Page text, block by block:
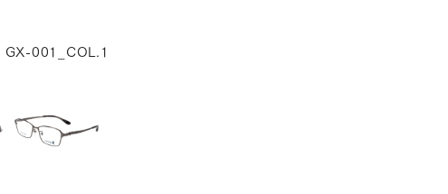
GX-001_COL.1